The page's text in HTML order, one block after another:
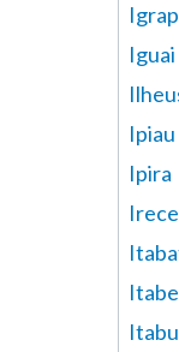
Iguai
Ipiau
Ipira
Irece